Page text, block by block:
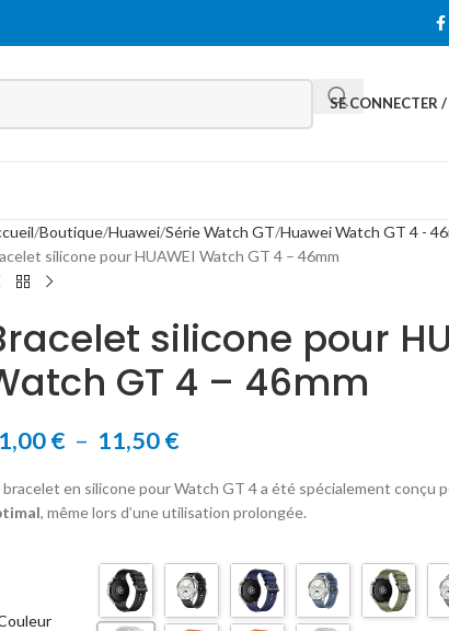
SE CONNECTER
Boutique Huawei Série Watch GT Huawei Watch GT 4 -
silicone pour HUAWEI Watch GT 4 – 46mm
silicone pour
GT 4 – 46mm
€ – 11,50€
bracelet en silicone pour Watch GT 4 a été spécialement conçu
, même lors d’une utilisation prolongée.